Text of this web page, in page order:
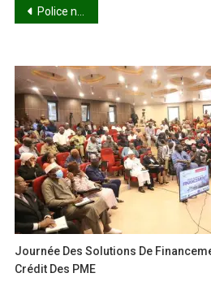
Navigation
l’article
Police nationale : un « Ciwara » sur les épaules de Moussoudou Arby !
Journée Des Solutions De
Crédit Des PME